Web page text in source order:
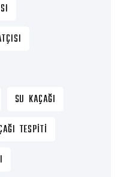
SU KAÇAĞI
TESPITI